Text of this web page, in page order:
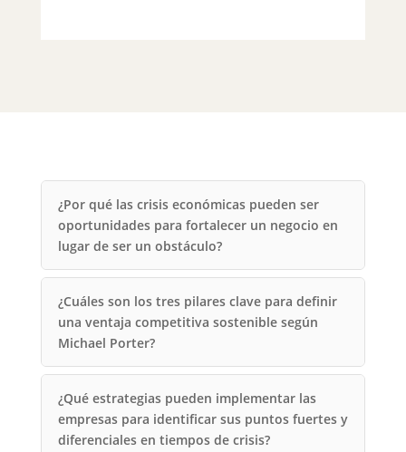
¿Por qué las crisis económicas pueden ser
oportunidades para fortalecer un negocio en
lugar de ser un obstáculo?
¿Cuáles son los tres pilares clave para definir
una ventaja competitiva sostenible según
Michael Porter?
¿Qué estrategias pueden implementar las
empresas para identificar sus puntos fuertes y
diferenciales en tiempos de crisis?